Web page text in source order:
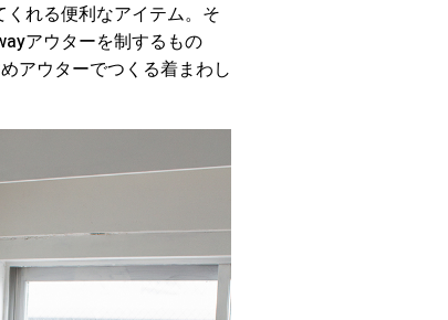
れる便利なアイテム。そ
アウターを制するもの
アウターでつくる着まわし